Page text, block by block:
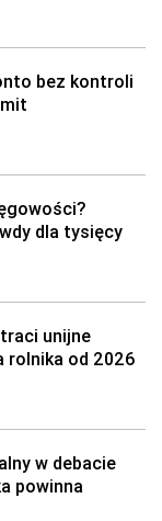
bez kontroli
dla tysięcy
unijne
rolnika od 2026
w debacie
powinna